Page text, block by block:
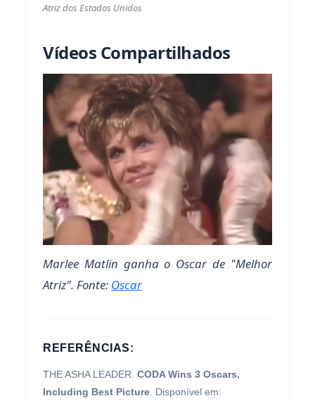
Atriz dos Estados Unidos
Vídeos Compartilhados
Marlee Matlin ganha o Oscar de "Melhor
Atriz". Fonte: Oscar
REFERÊNCIAS:
THE ASHA LEADER. CODA Wins 3 Oscars,
Including Best Picture. Disponível em: